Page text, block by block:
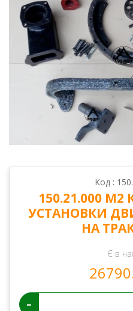
Код :
150.21.000
УСТАНОВКИ
НА
Є в
-